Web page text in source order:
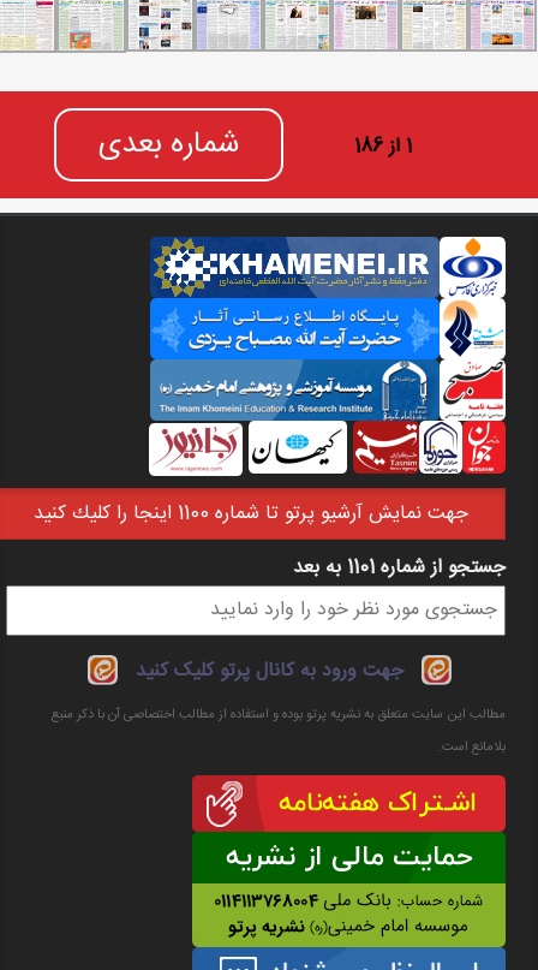
1 از 186 شماره بعدی
جهت نمايش آرشيو پرتو تا شماره 1100 اينجا را كليك كنيد
فرم جستجو
جستجو از شماره 1101 به بعد
جهت ورود به کانال پرتو کلیک کنید
مطالب این سایت متعلق به نشریه پرتو بوده و استفاده از مطالب اختصاصی آن با ذکر منبع
بلامانع است.